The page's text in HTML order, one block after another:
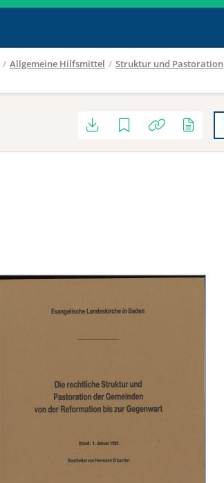
/ Allgemeine Hilfsmittel / Struktur und Pastoration